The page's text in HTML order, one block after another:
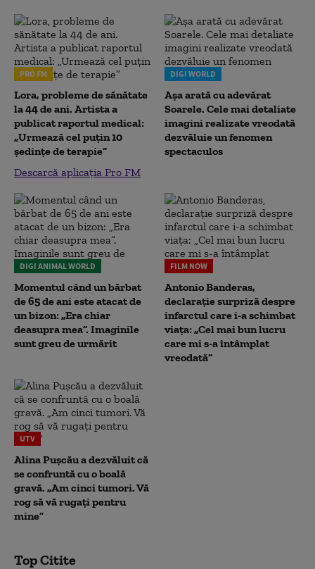
PRO FM
Lora, probleme de sănătate
la 44 de ani. Artista a
publicat raportul medical:
„Urmează cel puțin 10
ședințe de terapie”
Descarcă aplicația Pro FM
DIGI WORLD
Așa arată cu adevărat
Soarele. Cele mai detaliate
imagini realizate vreodată
dezvăluie un fenomen
spectaculos
DIGI ANIMAL WORLD
Momentul când un bărbat
de 65 de ani este atacat de
un bizon: „Era chiar
deasupra mea”. Imaginile
sunt greu de urmărit
FILM NOW
Antonio Banderas,
declarație surpriză despre
infarctul care i-a schimbat
viața: „Cel mai bun lucru
care mi s-a întâmplat
vreodată”
UTV
Alina Pușcău a dezvăluit că
se confruntă cu o boală
gravă. „Am cinci tumori. Vă
rog să vă rugați pentru
mine”
Top Citite